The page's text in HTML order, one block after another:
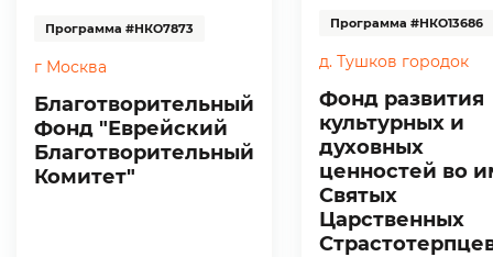
Программа #НКО7873
г Москва
Благотворительный
Фонд "Еврейский
Благотворительный
Комитет"
Программа #НКО13686
д. Тушков городок
Фонд развития
культурных и
духовных
ценностей во
Святых
Царственных